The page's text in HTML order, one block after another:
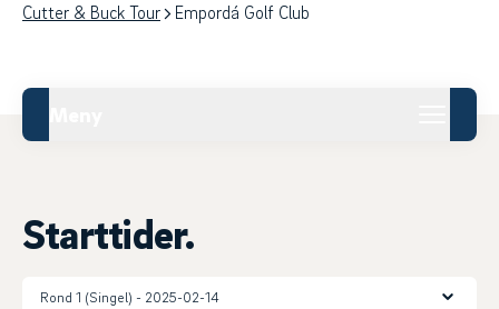
Cutter & Buck Tour Empordá Golf Club
Starttider.